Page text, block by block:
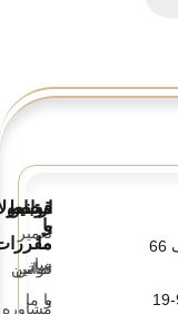
تعمیر
ساز
مشاوره
قوانین
و
قوانین
و
ارتباط
با
ما
تماس
با ما